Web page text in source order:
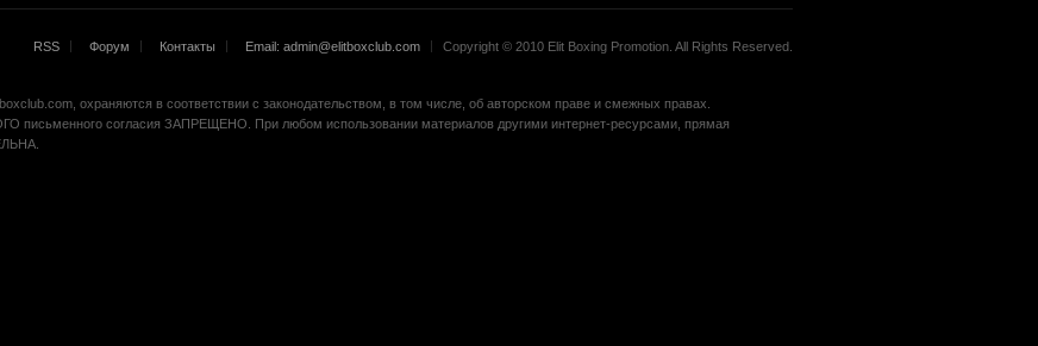
RSS Форум Контакты Email: admin@elitboxclub.com Copyright © 2010 Elit Boxing Promotion. All Rights Reserved.
охраняются в соответствии с законодательством, в том числе, об авторском праве и смежных правах.
письменного согласия ЗАПРЕЩЕНО. При любом использовании материалов другими интернет-ресурсами, прямая